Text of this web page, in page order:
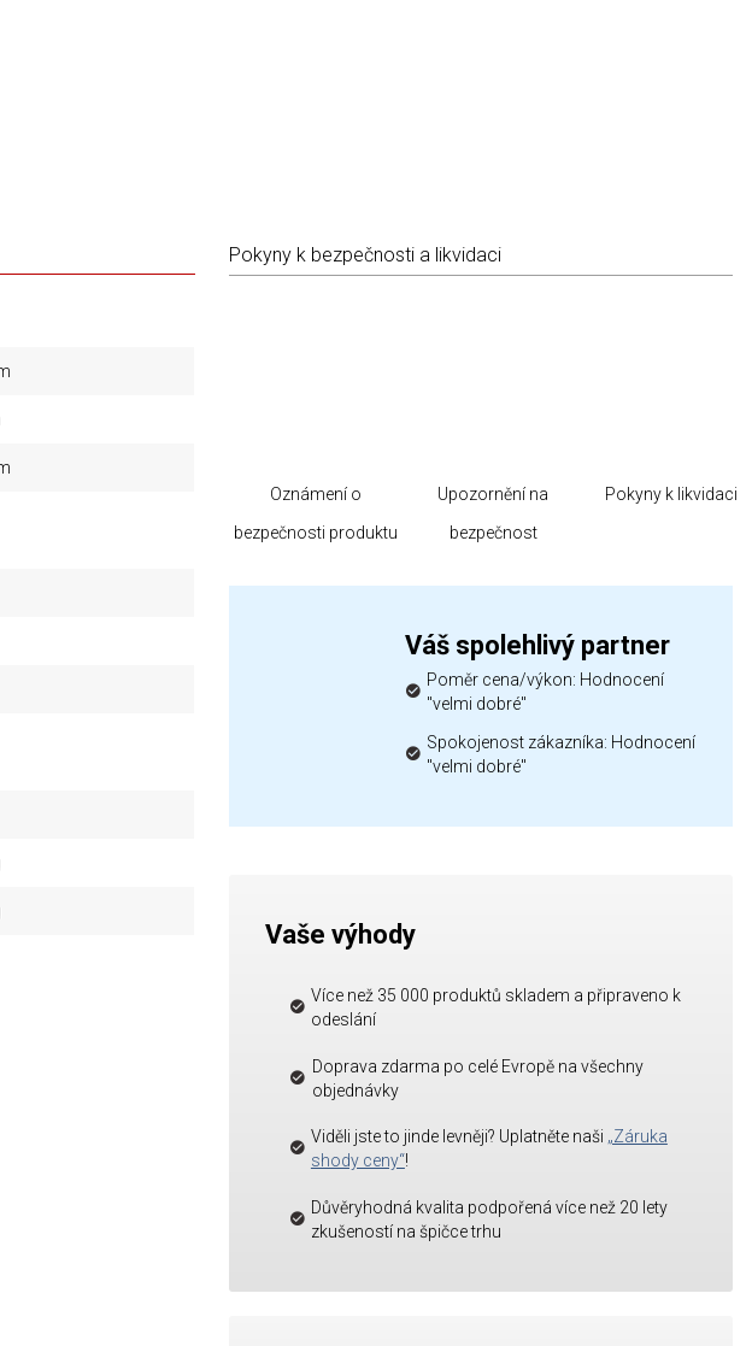
Pokyny k bezpečnosti a likvidaci
Oznámení o
bezpečnosti produktu
Upozornění na
bezpečnost
Pokyny k likvidaci
Váš spolehlivý partner
Poměr cena/výkon: Hodnocení
"velmi dobré"
Spokojenost zákazníka: Hodnocení
"velmi dobré"
Vaše výhody
Více než 35 000 produktů skladem a připraveno k
odeslání
Doprava zdarma po celé Evropě na všechny
objednávky
Viděli jste to jinde levněji? Uplatněte naši „Záruka
shody ceny“!
Důvěryhodná kvalita podpořená více než 20 lety
zkušeností na špičce trhu